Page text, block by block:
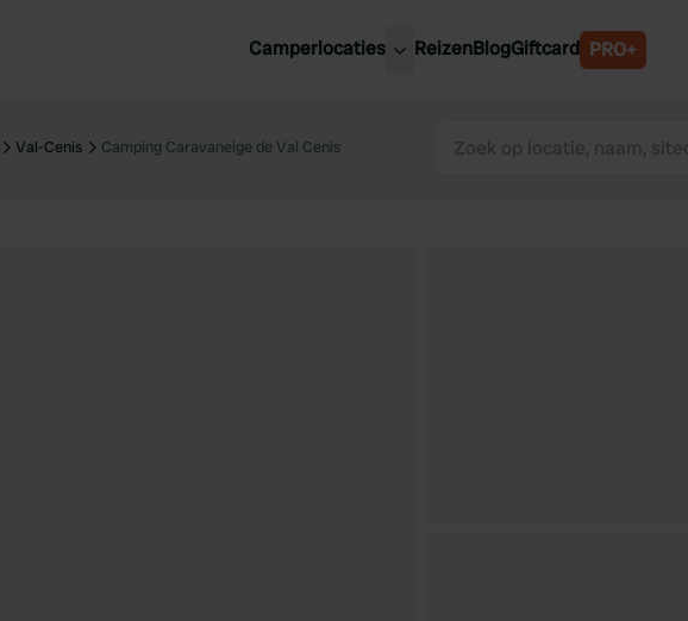
Camperlocaties
Nederland
Luxemburg
ReizenBlogGiftcard PRO+
Val-Cenis Camping Caravaneige de Val Cenis